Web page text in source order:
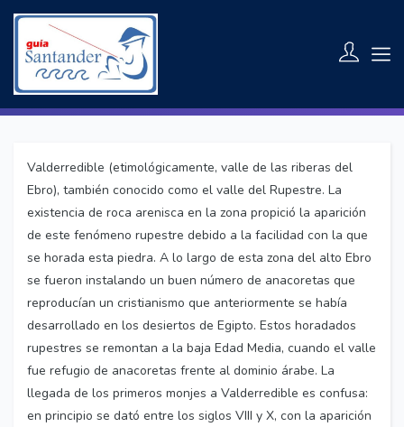
Ermitas Rupestres
Valderredible (etimológicamente, valle de las riberas del
Ebro), también conocido como el valle del Rupestre. La
existencia de roca arenisca en la zona propició la aparición
de este fenómeno rupestre debido a la facilidad con la que
se horada esta piedra. A lo largo de esta zona del alto Ebro
se fueron instalando un buen número de anacoretas que
reproducían un cristianismo que anteriormente se había
desarrollado en los desiertos de Egipto. Estos horadados
rupestres se remontan a la baja Edad Media, cuando el valle
fue refugio de anacoretas frente al dominio árabe. La
llegada de los primeros monjes a Valderredible es confusa:
en principio se dató entre los siglos VIII y X, con la aparición